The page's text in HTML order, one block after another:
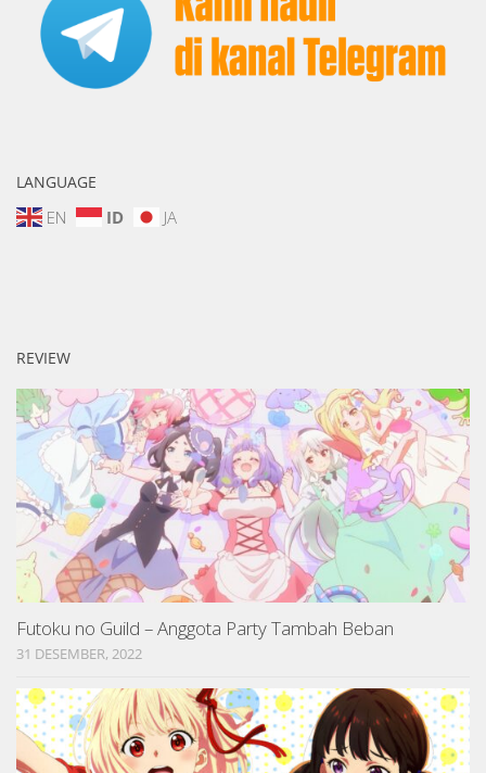
LANGUAGE
EN ID JA
REVIEW
Futoku no Guild – Anggota Party Tambah Beban
31 DESEMBER, 2022